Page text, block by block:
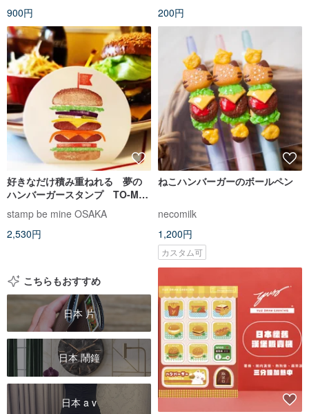
900円
200円
好きなだけ積み重ねれる 夢の
ハンバーガースタンプ TO-MEI
HAN タワー重ねバーガー
stamp be mine OSAKA
2,530円
ねこハンバーガーのボールペン
necomilk
1,200円
カスタム可
こちらもおすすめ
日本 片
日本 鬧鐘
日本 a v